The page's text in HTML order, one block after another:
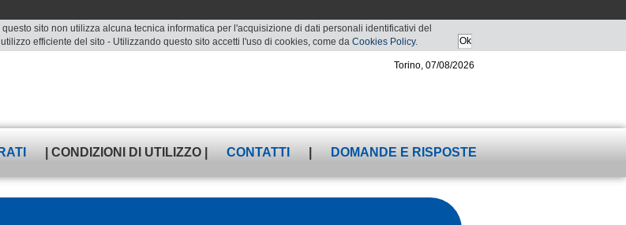
sito non utilizza alcuna tecnica informatica per l'acquisizione di dati personali identificativi del
efficiente del sito - Utilizzando questo sito accetti l'uso di cookies, come da Cookies Policy.
Torino, 07/08/2026
| CONDIZIONI DI UTILIZZO | CONTATTI DOMANDE E RISPOSTE